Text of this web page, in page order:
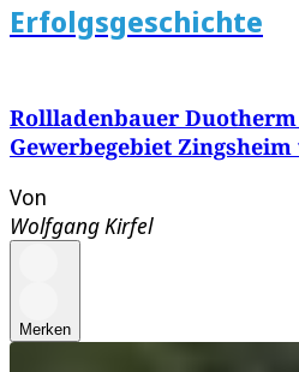
Erfolgsgeschichte
Rollladenbauer
Gewerbegebiet
Von
Wolfgang Kirfel
Merken